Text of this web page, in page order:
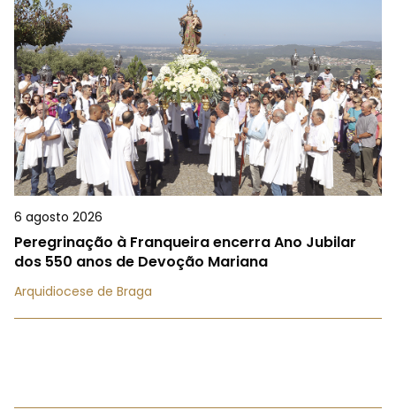
6 agosto 2026
Peregrinação à Franqueira encerra Ano Jubilar
dos 550 anos de Devoção Mariana
Arquidiocese de Braga